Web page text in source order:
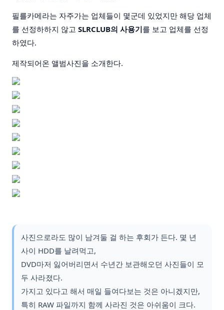
필를카메라는 자주가는 업체들이 몇군데 있었지만 해당 업체
를 선정하하지 않고 SLRCLUB의 사용기를 보고 업체를 선정
하였다.
제작되어온 앨범사진을 소개한다.
사진으로라도 많이 남겨둘 걸 하는 후회가 든다. 몇 년
사이 HDD를 날려먹고,
DVD마저 잃어버리면서 수년간 보관해오던 사진들이 모
두 사라졌다.
가지고 있다고 해서 매일 들여다보는 것은 아니겠지만,
특히 RAW 파일까지 함께 사라진 것은 아쉬움이 크다.